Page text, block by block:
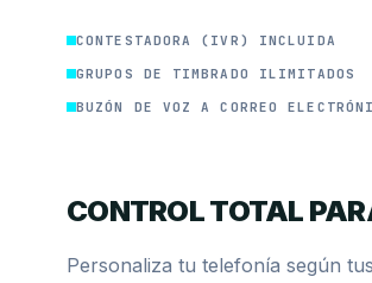
CONTESTADORA (IVR) INCLUIDA
GRUPOS DE TIMBRADO ILIMITADOS
BUZÓN DE VOZ A CORREO
CONTROL TOTAL
Personaliza tu telefonía según